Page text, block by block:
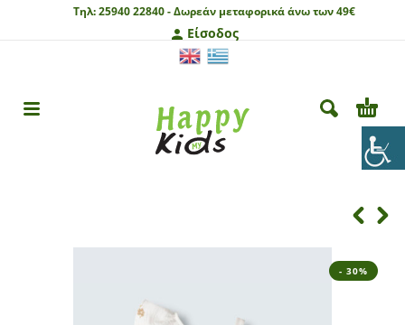
Τηλ:25940 22840 -Δωρεάν μεταφορικά άνω των 49€
Είσοδος
- 30%